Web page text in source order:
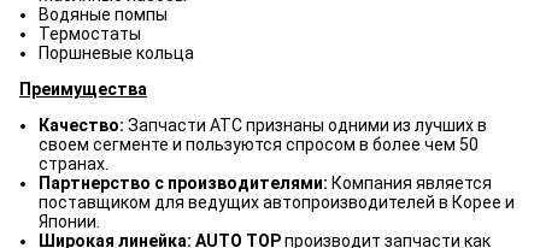
Водяные помпы
Термостаты
Поршневые кольца
Преимущества
Качество: Запчасти ATC признаны одними из лучших в
своем сегменте и пользуются спросом в более чем 50
странах.
Партнерство с производителями: Компания является
поставщиком для ведущих автопроизводителей в Корее и
Японии.
Широкая линейка: AUTO TOPпроизводит запчасти как